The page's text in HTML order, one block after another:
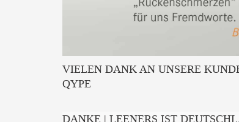
VIELEN DANK AN UNSERE
QYPE
DANKE | LEENERS IST